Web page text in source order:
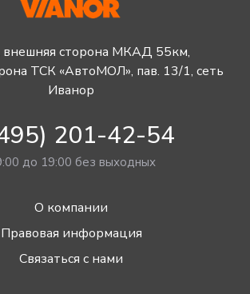
внешняя сторона МКАД 55км,
ТСК «АвтоМОЛ», пав. 13/1, сеть
Иванор
201-42-54
до 19:00 без выходных
О компании
Правовая информация
Связаться с нами